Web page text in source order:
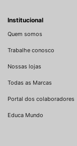
Institucional
Quem somos
Trabalhe conosco
Nossas lojas
Todas as Marcas
Portal dos colaboradores
Educa Mundo